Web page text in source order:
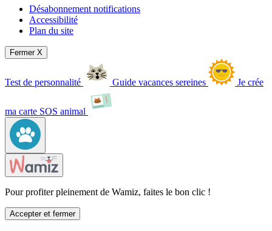
Désabonnement notifications
Accessibilité
Plan du site
Fermer X
Test de personnalité Guide vacances sereines Je crée
ma carte SOS animal
Pour profiter pleinement de Wamiz, faites le bon clic !
Accepter et fermer